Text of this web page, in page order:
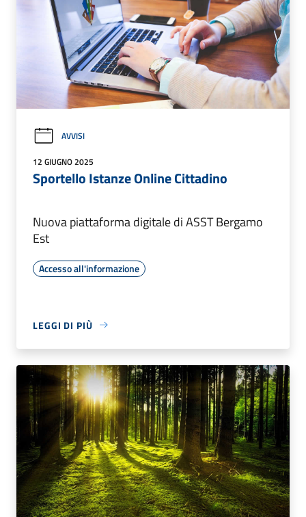
AVVISI
12 GIUGNO 2025
Sportello Istanze Online Cittadino
Nuova piattaforma digitale di ASST Bergamo
Est
Accesso all'informazione
LEGGI DI PIÙ